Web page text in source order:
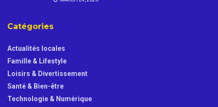
Catégories
Actualités locales
Famille & Lifestyle
Loisirs & Divertissement
Santé & Bien-être
Technologie & Numérique